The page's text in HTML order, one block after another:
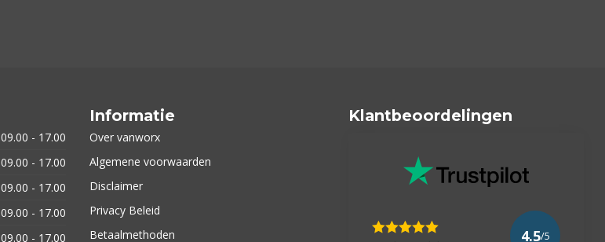
09.00 - 17.00
09.00 - 17.00
09.00 - 17.00
09.00 - 17.00
09.00 - 17.00
Informatie
Over vanworx
Algemene voorwaarden
Disclaimer
Privacy Beleid
Betaalmethoden
Klantbeoordelingen
4.5/5